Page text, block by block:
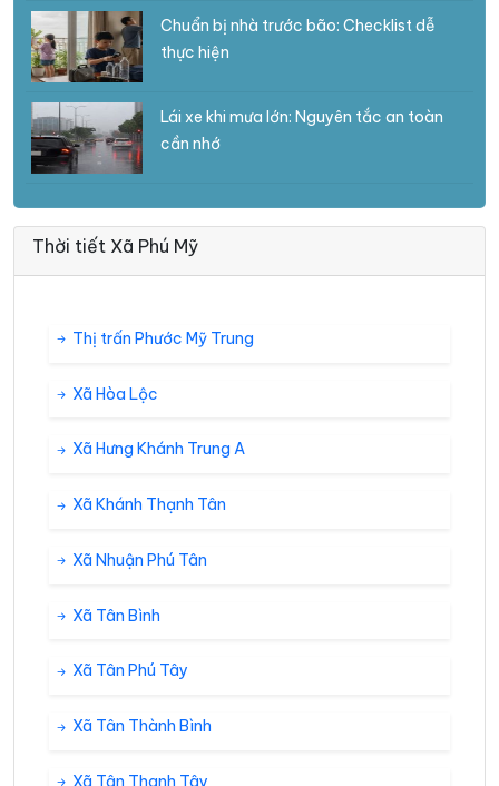
Chuẩn bị nhà trước bão: Checklist dễ
thực hiện
Lái xe khi mưa lớn: Nguyên tắc an toàn
cần nhớ
Thời tiết Xã Phú Mỹ
Thị trấn Phước Mỹ Trung
Xã Hòa Lộc
Xã Hưng Khánh Trung A
Xã Khánh Thạnh Tân
Xã Nhuận Phú Tân
Xã Tân Bình
Xã Tân Phú Tây
Xã Tân Thành Bình
Xã Tân Thanh Tây